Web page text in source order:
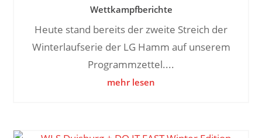
Wettkampfberichte
Heute stand bereits der zweite Streich der
Winterlaufserie der LG Hamm auf unserem
Programmzettel....
mehr lesen